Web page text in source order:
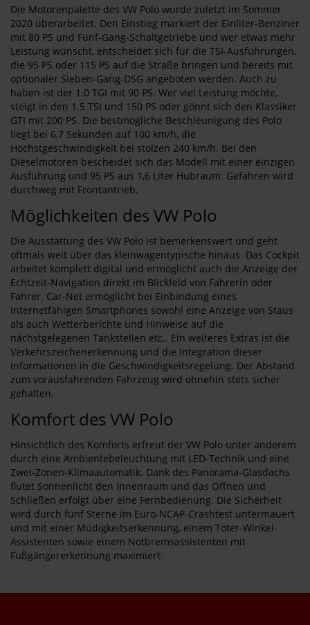
Die Motorenpalette des VW Polo wurde zuletzt im Sommer
2020 überarbeitet. Den Einstieg markiert der Einliter-Benziner
mit 80 PS und Fünf-Gang-Schaltgetriebe und wer etwas mehr
Leistung wünscht, entscheidet sich für die TSI-Ausführungen,
die 95 PS oder 115 PS auf die Straße bringen und bereits mit
optionaler Sieben-Gang-DSG angeboten werden. Auch zu
haben ist der 1.0 TGI mit 90 PS. Wer viel Leistung möchte,
steigt in den 1.5 TSI und 150 PS oder gönnt sich den Klassiker
GTI mit 200 PS. Die bestmögliche Beschleunigung des Polo
liegt bei 6,7 Sekunden auf 100 km/h, die
Höchstgeschwindigkeit bei stolzen 240 km/h. Bei den
Dieselmotoren bescheidet sich das Modell mit einer einzigen
Ausführung und 95 PS aus 1,6 Liter Hubraum. Gefahren wird
durchweg mit Frontantrieb.
Möglichkeiten des VW Polo
Die Ausstattung des VW Polo ist bemerkenswert und geht
oftmals weit über das kleinwagentypische hinaus. Das Cockpit
arbeitet komplett digital und ermöglicht auch die Anzeige der
Echtzeit-Navigation direkt im Blickfeld von Fahrerin oder
Fahrer. Car-Net ermöglicht bei Einbindung eines
internetfähigen Smartphones sowohl eine Anzeige von Staus
als auch Wetterberichte und Hinweise auf die
nächstgelegenen Tankstellen etc.. Ein weiteres Extras ist die
Verkehrszeichenerkennung und die Integration dieser
Informationen in die Geschwindigkeitsregelung. Der Abstand
zum vorausfahrenden Fahrzeug wird ohnehin stets sicher
gehalten.
Komfort des VW Polo
Hinsichtlich des Komforts erfreut der VW Polo unter anderem
durch eine Ambientebeleuchtung mit LED-Technik und eine
Zwei-Zonen-Klimaautomatik. Dank des Panorama-Glasdachs
flutet Sonnenlicht den Innenraum und das Öffnen und
Schließen erfolgt über eine Fernbedienung. Die Sicherheit
wird durch fünf Sterne im Euro-NCAP-Crashtest untermauert
und mit einer Müdigkeitserkennung, einem Toter-Winkel-
Assistenten sowie einem Notbremsassistenten mit
Fußgängererkennung maximiert.